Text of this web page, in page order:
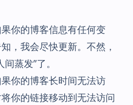
果你的博客信息有任何变
，我会尽快更新。不然，
蒸发”了。
果你的博客长时间无法访
你的链接移动到无法访问